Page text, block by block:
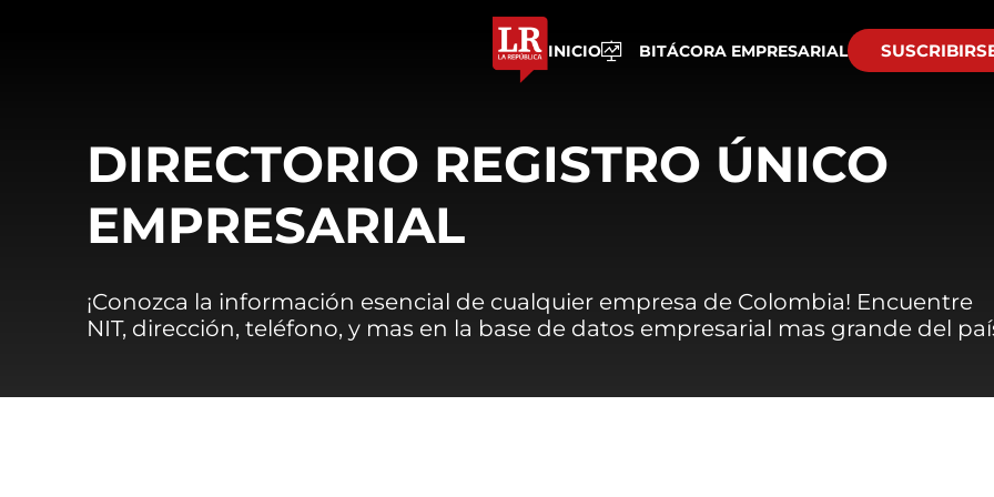
INICIO BITÁCORA EMPRESARIAL
DIRECTORIO REGISTRO ÚNICO
EMPRESARIAL
¡Conozca la información esencial de cualquier empresa de Colombia! Encuentre
NIT, dirección, teléfono, y mas en la base de datos empresarial mas grande del